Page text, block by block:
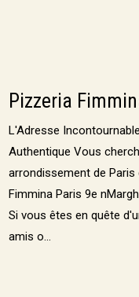
Pizzeria
L'Adresse
Authentique Vous
arrondissement de Paris
Fimmina Paris 9e
Si vous êtes en quête
amis o...